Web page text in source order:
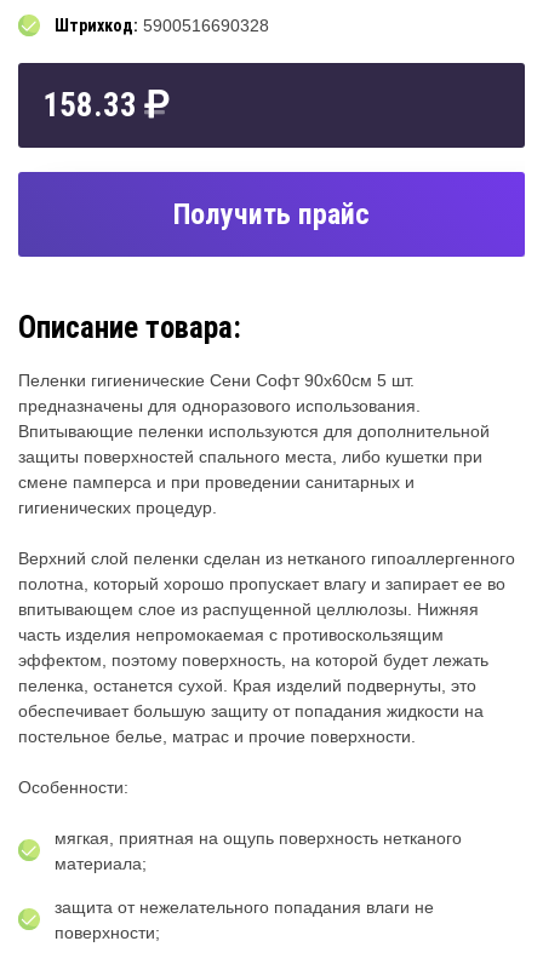
Штрихкод: 5900516690328
158.33
Получить прайс
Описание товара:
Пеленки гигиенические Сени Софт 90х60см 5 шт.
предназначены для одноразового использования.
Впитывающие пеленки используются для дополнительной
защиты поверхностей спального места, либо кушетки при
смене памперса и при проведении санитарных и
гигиенических процедур.
Верхний слой пеленки сделан из нетканого гипоаллергенного
полотна, который хорошо пропускает влагу и запирает ее во
впитывающем слое из распущенной целлюлозы. Нижняя
часть изделия непромокаемая с противоскользящим
эффектом, поэтому поверхность, на которой будет лежать
пеленка, останется сухой. Края изделий подвернуты, это
обеспечивает большую защиту от попадания жидкости на
постельное белье, матрас и прочие поверхности.
Особенности:
мягкая, приятная на ощупь поверхность нетканого
материала;
защита от нежелательного попадания влаги не
поверхности;